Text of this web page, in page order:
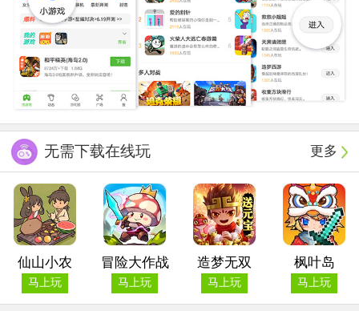
更多
无需下载在线玩
仙山小农
马上玩
冒险大作战
马上玩
造梦无双
马上玩
枫叶岛
马上玩